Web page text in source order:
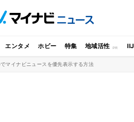
エンタメ ホビー 特集 地域活性 IIJ
マイナビニュースを優先表示する方法